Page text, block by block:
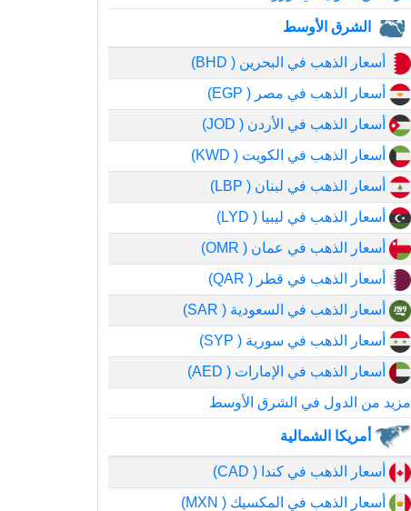
الشرق الأوسط
أسعار الذهب في البحرين ( BHD)
أسعار الذهب في مصر ( EGP)
أسعار الذهب في الأردن ( JOD)
أسعار الذهب في الكويت ( KWD)
أسعار الذهب في لبنان ( LBP)
أسعار الذهب في ليبيا ( LYD)
أسعار الذهب في عمان ( OMR)
أسعار الذهب في قطر ( QAR)
أسعار الذهب في السعودية ( SAR)
أسعار الذهب في سورية ( SYP)
أسعار الذهب في الإمارات ( AED)
مزيد من الدول في الشرق الأوسط
أمريكا الشمالية
أسعار الذهب في كندا ( CAD)
أسعار الذهب في المكسيك ( MXN)